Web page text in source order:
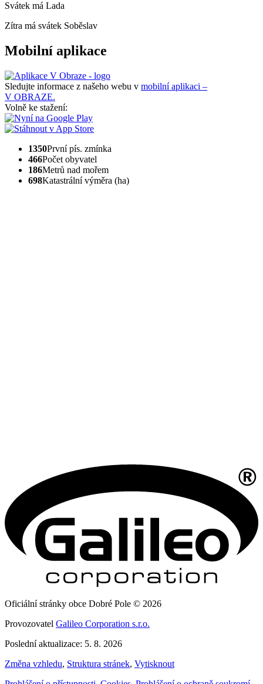
Svátek má Lada
Zítra má svátek Soběslav
Mobilní aplikace
Sledujte informace z našeho webu v mobilní aplikaci –
V OBRAZE.
Volně ke stažení:
1350První pís. zmínka
466Počet obyvatel
186Metrů nad mořem
698Katastrální výměra (ha)
Oficiální stránky obce Dobré Pole © 2026
Provozovatel Galileo Corporation s.r.o.
Poslední aktualizace: 5. 8. 2026
Změna vzhledu, Struktura stránek, Vytisknout